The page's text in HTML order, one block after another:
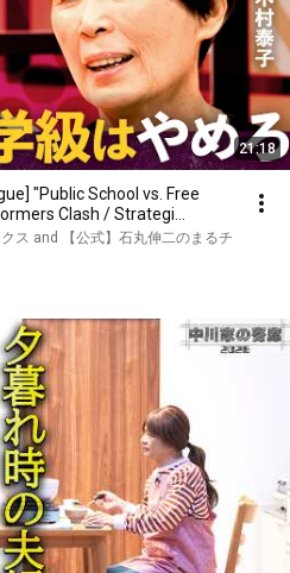
21:18
"Public School vs. Free
Clash / Strategi...
ス and 【公式】石丸伸二のまるチ